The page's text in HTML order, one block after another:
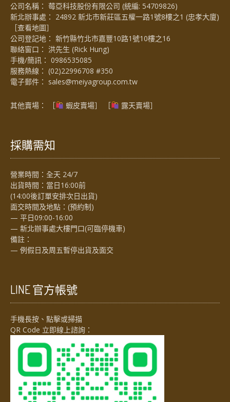
公司名稱： 莓亞科技股份有限公司 (統編: 54709826)
新北辦事處： 24892 新北市新莊區五權一路1號8樓之1 (忠孝大廈)
［查看地圖］
公司登記地： 新竹縣竹北市嘉豐10路1號10樓之16
聯絡窗口： 洪先生 (Rick Hung)
手機/簡訊： 0986535085
服務熱線： (02)22996708 #350
電子郵件： sales@meiyagroup.com.tw
其他賣場： ［ 蝦皮賣場］ ［ 露天賣場］
採購需知
營業時間：全天 24/7
出貨時間：當日16:00前
(14:00後訂單安排次日出貨)
面交時間及地點：(預約制)
— 平日09:00-16:00
— 新北辦事處大樓門口(可臨停機車)
備註：
— 例假日及周五暫停出貨及面交
LINE 官方帳號
手機長按、點擊或掃描
QR Code 立即線上諮詢：